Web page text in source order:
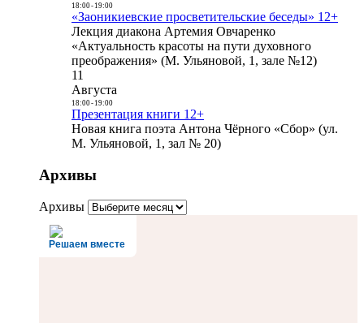
18:00- 19:00
«Заоникиевские просветительские беседы» 12+
Лекция диакона Артемия Овчаренко
«Актуальность красоты на пути духовного
преображения» (М. Ульяновой, 1, зале №12)
11
Августа
18:00- 19:00
Презентация книги 12+
Новая книга поэта Антона Чёрного «Сбор» (ул.
М. Ульяновой, 1, зал № 20)
Архивы
Архивы
Решаем вместе